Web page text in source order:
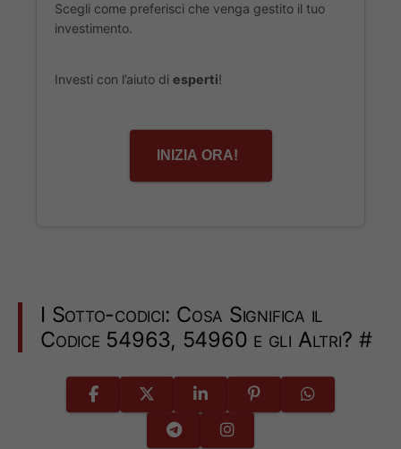
Scegli come preferisci che venga gestito il tuo
investimento.
Investi con l’aiuto di esperti!
INIZIA ORA!
I Sotto-codici: Cosa Significa il
Codice 54963, 54960 e gli Altri? #